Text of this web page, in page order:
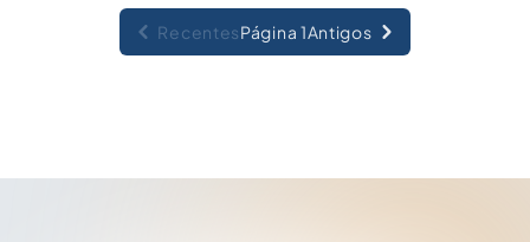
RecentesPágina 1Antigos